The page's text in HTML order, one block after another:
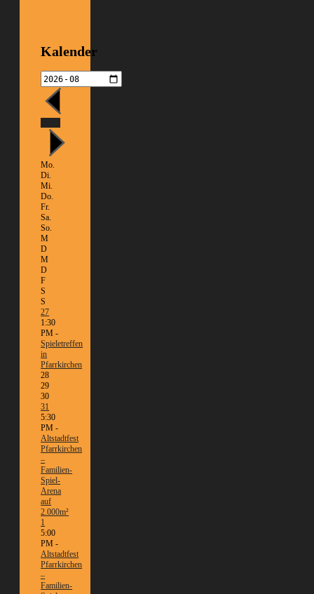
Kalender
Mo.
Di.
Mi.
Do.
Fr.
Sa.
So.
M
D
M
D
F
S
S
27
1:30
PM -
Spieletreffen
in
Pfarrkirchen
28
29
30
31
5:30
PM -
Altstadtfest
Pfarrkirchen
–
Familien-
Spiel-
Arena
auf
2.000m²
1
5:00
PM -
Altstadtfest
Pfarrkirchen
–
Familien-